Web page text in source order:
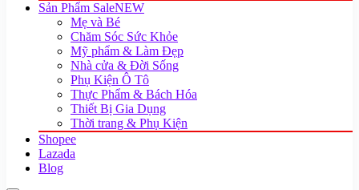
Sản Phẩm SaleNEW
Mẹ và Bé
Chăm Sóc Sức Khỏe
Mỹ phẩm & Làm Đẹp
Nhà cửa & Đời Sống
Phụ Kiện Ô Tô
Thực Phẩm & Bách Hóa
Thiết Bị Gia Dụng
Thời trang & Phụ Kiện
Shopee
Lazada
Blog